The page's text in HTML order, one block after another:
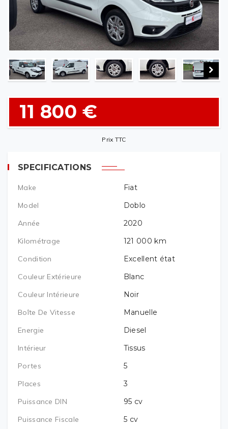
11 800 €
Prix TTC
SPECIFICATIONS
Make
Fiat
Model
Doblo
Année
2020
Kilométrage
121 000 km
Condition
Excellent état
Couleur Extérieure
Blanc
Couleur Intérieure
Noir
Boîte De Vitesse
Manuelle
Energie
Diesel
Intérieur
Tissus
Portes
5
Places
3
Puissance DIN
95 cv
Puissance Fiscale
5 cv